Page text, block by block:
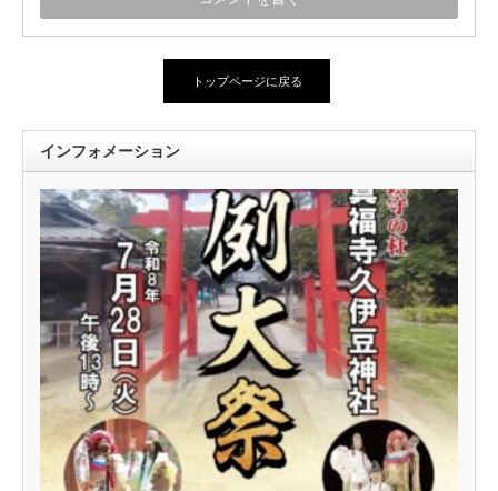
トップページに戻る
インフォメーション